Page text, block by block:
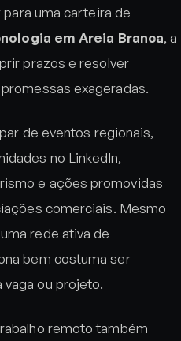
uma carteira de
em Areia Branca, a
prazos e resolver
exageradas.
de eventos regionais,
no LinkedIn,
e ações promovidas
comerciais. Mesmo
rede ativa de
bem costuma ser
vaga ou projeto.
remoto também